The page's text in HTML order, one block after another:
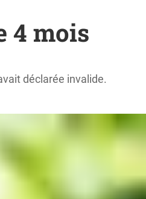
4 mois
déclarée invalide.